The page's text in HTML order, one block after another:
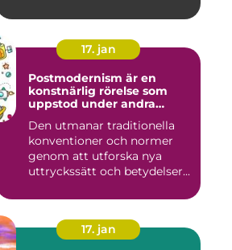
17. jan
Postmodernism är en
konstnärlig rörelse som
uppstod under andra
fortsätter att påverka
samtida konstvärlden
Den utmanar traditionella
konventioner och normer
genom att utforska nya
uttryckssätt och betydelser...
17. jan